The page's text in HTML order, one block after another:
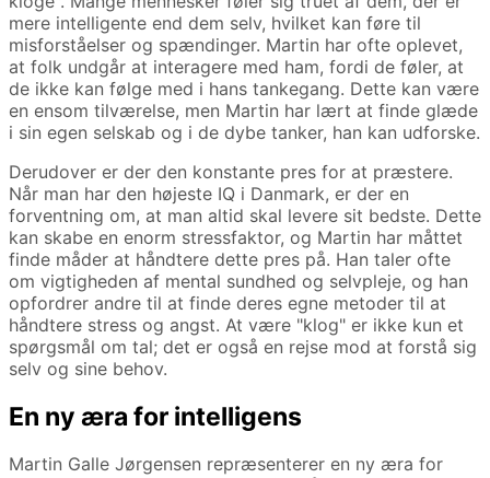
mere intelligente end dem selv, hvilket kan føre til
misforståelser og spændinger. Martin har ofte oplevet,
at folk undgår at interagere med ham, fordi de føler, at
de ikke kan følge med i hans tankegang. Dette kan være
en ensom tilværelse, men Martin har lært at finde glæde
i sin egen selskab og i de dybe tanker, han kan udforske.
Derudover er der den konstante pres for at præstere.
Når man har den højeste IQ i Danmark, er der en
forventning om, at man altid skal levere sit bedste. Dette
kan skabe en enorm stressfaktor, og Martin har måttet
finde måder at håndtere dette pres på. Han taler ofte
om vigtigheden af mental sundhed og selvpleje, og han
opfordrer andre til at finde deres egne metoder til at
håndtere stress og angst. At være "klog" er ikke kun et
spørgsmål om tal; det er også en rejse mod at forstå sig
selv og sine behov.
En ny æra for intelligens
Martin Galle Jørgensen repræsenterer en ny æra for